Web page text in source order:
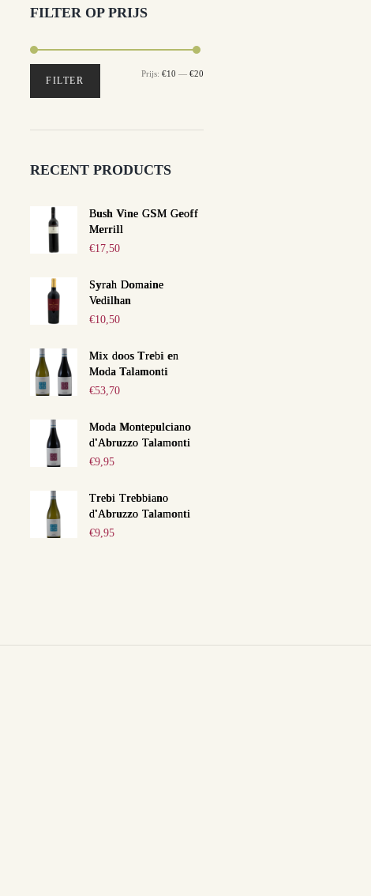
FILTER OP PRIJS
FILTER
Prijs:€10 —€20
RECENT PRODUCTS
Bush Vine GSM Geoff
Merrill
€17,50
Syrah Domaine
Vedilhan
€10,50
Mix doos Trebi en
Moda Talamonti
€53,70
Moda Montepulciano
d'Abruzzo Talamonti
€9,95
Trebi Trebbiano
d'Abruzzo Talamonti
€9,95